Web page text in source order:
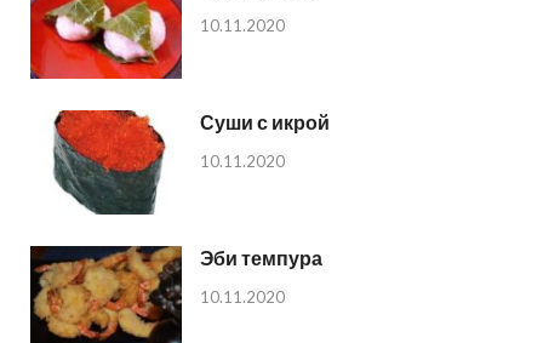
10.11.2020
Суши с икрой
10.11.2020
Эби темпура
10.11.2020